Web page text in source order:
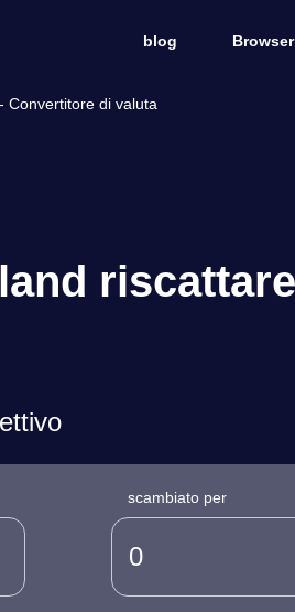
blog
Convertitore di valuta
scambiato per